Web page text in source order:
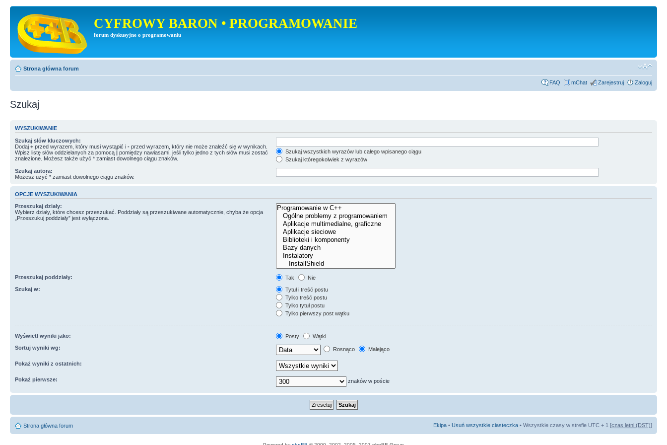
CYFROWY BARON • PROGRAMOWANIE
forum dyskusyjne o programowaniu
Strona główna forum
FAQ mChat Zarejestruj Zaloguj
Szukaj
WYSZUKIWANIE
Szukaj słów kluczowych:
Dodaj + przed wyrazem, który musi wystąpić i - przed wyrazem, który nie może znaleźć się w wynikach.
Wpisz listę słów oddzielanych za pomocą | pomiędzy nawiasami, jeśli tylko jedno z tych słów musi zostać
znalezione. Możesz także użyć * zamiast dowolnego ciągu znaków.
Szukaj wszystkich wyrazów lub całego wpisanego ciągu
Szukaj któregokolwiek z wyrazów
Szukaj autora:
Możesz użyć * zamiast dowolnego ciągu znaków.
OPCJE WYSZUKIWANIA
Przeszukaj działy:
Wybierz działy, które chcesz przeszukać. Poddziały są przeszukiwane automatycznie, chyba że opcja
„Przeszukuj poddziały” jest wyłączona.
Przeszukaj poddziały: Tak
Nie
Szukaj w:
Tytuł i treść postu
Tylko treść postu
Tylko tytuł postu
Tylko pierwszy post wątku
Wyświetl wyniki jako: Posty
Wątki
Sortuj wyniki wg:
Rosnąco Malejąco
Pokaż wyniki z ostatnich:
Pokaż pierwsze: znaków w poście
Strona główna forum Ekipa • Usuń wszystkie ciasteczka • Wszystkie czasy w strefie UTC + 1 [czas letni (DST)]